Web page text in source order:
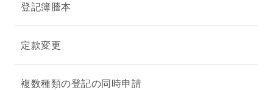
登記簿謄本
定款変更
複数種類の登記の同時申請